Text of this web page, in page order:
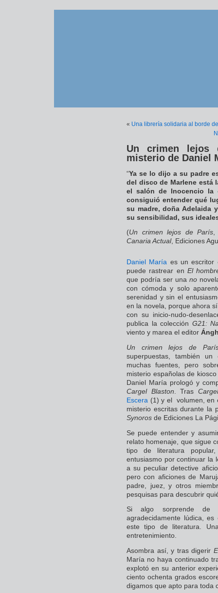
« Una librería solidaria al borde
Un crimen lejos
misterio de Daniel
“Ya se lo dijo a su padre
del disco de Marlene está
el salón de Inocencio la
consiguió entender qué
su madre, doña Adelaida
su sensibilidad, sus
(Un crimen lejos de París
Canaria Actual, Ediciones
Daniel María es un escritor
puede rastrear enEl
que podría ser una no
con cómoda y solo
serenidad y sin el
en la novela, porque ahora
con su inicio-nudo-
publica la colección G21:
viento y marea el editor
Un crimen lejos de
superpuestas, también
muchas fuentes, pero
misterio españolas de
Daniel María prologó y
Cargel Blaston . Tras
Escera (1) y el volumen, en
misterio escritas durante la
Synoros de Ediciones La
Se puede entender y
relato homenaje, que sigue
tipo de literatura
entusiasmo por continuar la
a su peculiar detective
pero con aficiones de
padre, juez, y otros
pesquisas para descubrir
Si algo sorprende de
agradecidamente lúdica,
este tipo de literatura.
entretenimiento.
Asombra así, y tras digerir
María no haya continuado
explotó en su anterior
ciento ochenta grados
digamos que apto para toda